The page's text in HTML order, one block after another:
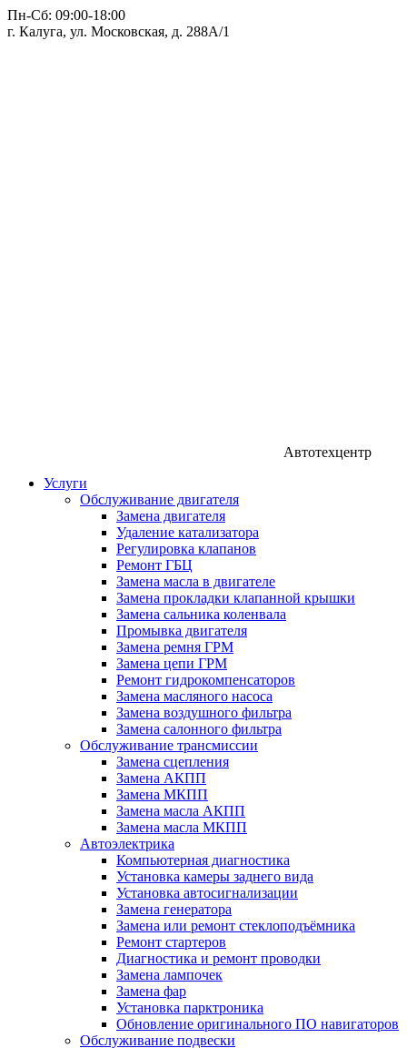
Пн-Сб: 09:00-18:00
г. Калуга, ул. Московская, д. 288А/1
Автотехцентр
Услуги
Обслуживание двигателя
Замена двигателя
Удаление катализатора
Регулировка клапанов
Ремонт ГБЦ
Замена масла в двигателе
Замена прокладки клапанной крышки
Замена сальника коленвала
Промывка двигателя
Замена ремня ГРМ
Замена цепи ГРМ
Ремонт гидрокомпенсаторов
Замена масляного насоса
Замена воздушного фильтра
Замена салонного фильтра
Обслуживание трансмиссии
Замена сцепления
Замена АКПП
Замена МКПП
Замена масла АКПП
Замена масла МКПП
Автоэлектрика
Компьютерная диагностика
Установка камеры заднего вида
Установка автосигнализации
Замена генератора
Замена или ремонт стеклоподъёмника
Ремонт стартеров
Диагностика и ремонт проводки
Замена лампочек
Замена фар
Установка парктроника
Обновление оригинального ПО навигаторов
Обслуживание подвески